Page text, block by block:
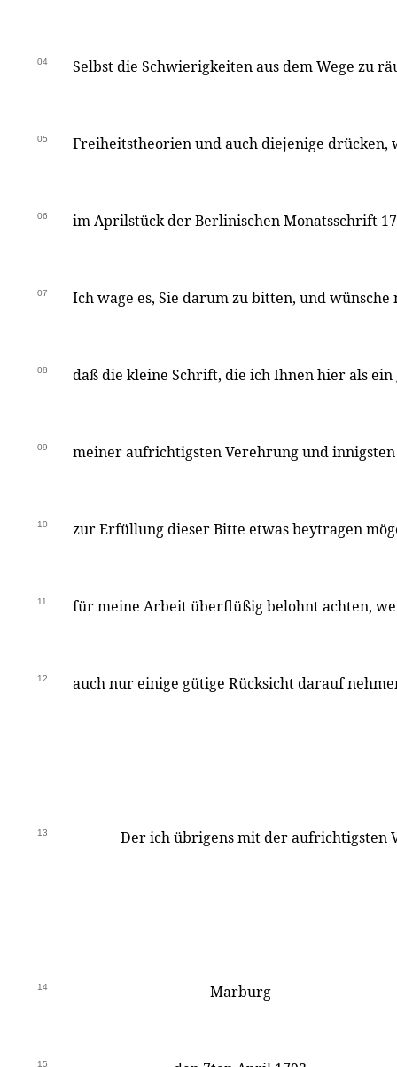
04 Selbst die Schwierigkeiten aus dem Wege zu
05 Freiheitstheorien und auch diejenige drücken,
06 im Aprilstück der Berlinischen Monatsschrift
07 Ich wage es, Sie darum zu bitten, und wünsche
08 daß die kleine Schrift, die ich Ihnen hier als ein
09 meiner aufrichtigsten Verehrung und
10 zur Erfüllung dieser Bitte etwas beytragen
11 für meine Arbeit überflüßig belohnt achten,
12 auch nur einige gütige Rücksicht darauf
13 Der ich übrigens mit der aufrichtigsten
14 Marburg
15